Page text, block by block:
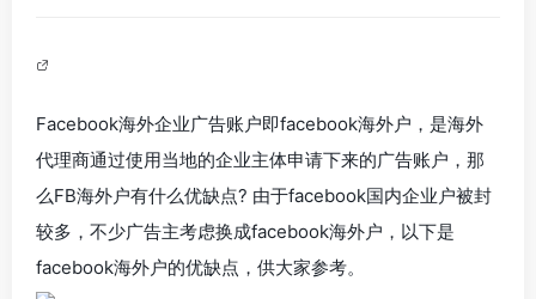
Facebook海外企业广告账户即facebook海外户，是海外
代理商通过使用当地的企业主体申请下来的广告账户，那
么FB海外户有什么优缺点? 由于facebook国内企业户被封
较多，不少广告主考虑换成facebook海外户，以下是
facebook海外户的优缺点，供大家参考。